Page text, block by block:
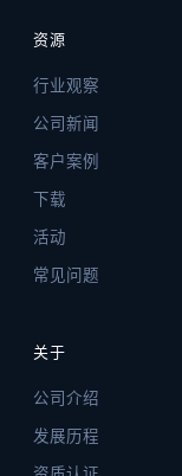
资源
行业观察
公司新闻
客户案例
下载
活动
常见问题
关于
公司介绍
发展历程